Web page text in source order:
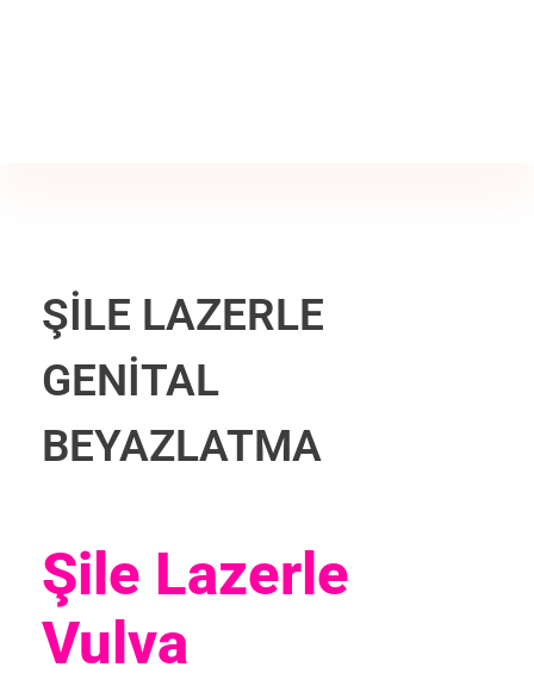
ŞİLE LAZERLE
GENİTAL
BEYAZLATMA
Şile Lazerle
Vulva